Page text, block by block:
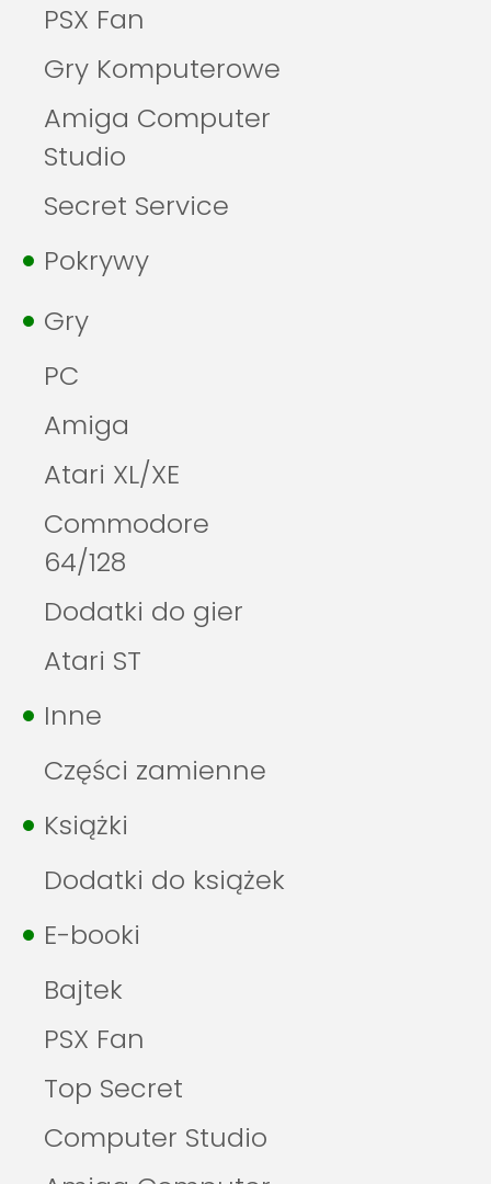
PSX Fan
Gry Komputerowe
Amiga Computer
Studio
Secret Service
Pokrywy
Gry
PC
Amiga
Atari XL/XE
Commodore
64/128
Dodatki do gier
Atari ST
Inne
Części zamienne
Książki
Dodatki do książek
E-booki
Bajtek
PSX Fan
Top Secret
Computer Studio